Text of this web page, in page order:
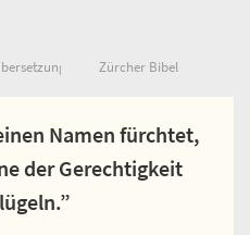
Zürcher Bibel
Namen fürchtet,
der Gerechtigkeit